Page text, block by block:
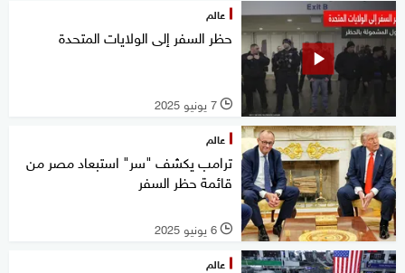
عالم
حظر السفر إلى الولايات المتحدة
l 7 يونيو 2025
عالم
ترامب يكشف "سر" استبعاد مصر من
قائمة حظر السفر
l 6 يونيو 2025
عالم